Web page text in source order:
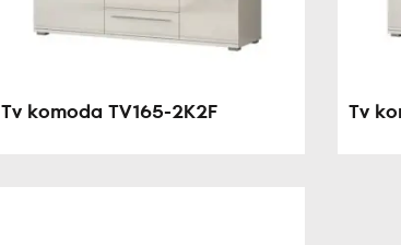
Tv komoda TV165-2K2F Tv